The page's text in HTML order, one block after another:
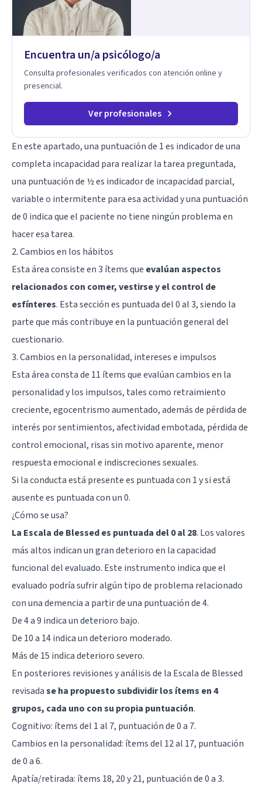
como a nivel personal para una buena autoestima y una
relación saludable de pareja.
Encuentra un/a psicólogo/a
Consulta profesionales verificados con atención online y
presencial.
Ver profesionales
En este apartado, una puntuación de 1 es indicador de una
completa incapacidad para realizar la tarea preguntada,
una puntuación de ½ es indicador de incapacidad parcial,
variable o intermitente para esa actividad y una puntuación
de 0 indica que el paciente no tiene ningún problema en
hacer esa tarea.
2. Cambios en los hábitos
Esta área consiste en 3 ítems que evalúan aspectos
relacionados con comer, vestirse y el control de
esfínteres. Esta sección es puntuada del 0 al 3, siendo la
parte que más contribuye en la puntuación general del
cuestionario.
3. Cambios en la personalidad, intereses e impulsos
Esta área consta de 11 ítems que evalúan cambios en la
personalidad y los impulsos, tales como retraimiento
creciente, egocentrismo aumentado, además de pérdida de
interés por sentimientos, afectividad embotada, pérdida de
control emocional, risas sin motivo aparente, menor
respuesta emocional e indiscreciones sexuales.
Si la conducta está presente es puntuada con 1 y si está
ausente es puntuada con un 0.
¿Cómo se usa?
La Escala de Blessed es puntuada del 0 al 28. Los valores
más altos indican un gran deterioro en la capacidad
funcional del evaluado. Este instrumento indica que el
evaluado podría sufrir algún tipo de problema relacionado
con una demencia a partir de una puntuación de 4.
De 4 a 9 indica un deterioro bajo.
De 10 a 14 indica un deterioro moderado.
Más de 15 indica deterioro severo.
En posteriores revisiones y análisis de la Escala de Blessed
revisadase ha propuesto subdividir los ítems en 4
grupos, cada uno con su propia puntuación.
Cognitivo: ítems del 1 al 7, puntuación de 0 a 7.
Cambios en la personalidad: ítems del 12 al 17, puntuación
de 0 a 6.
Apatía/retirada: ítems 18, 20 y 21, puntuación de 0 a 3.